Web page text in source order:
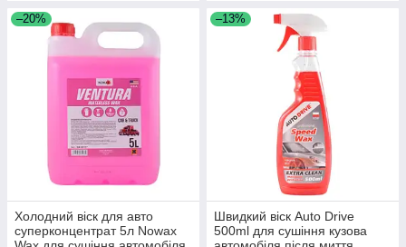
–20%
Холодний віск для авто
суперконцентрат 5л Nowax
–13%
Швидкий віск Auto Drive
500ml для сушіння кузова